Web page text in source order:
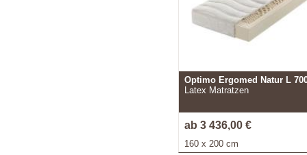
Optimo Ergomed Natur L
Latex Matratzen
ab 3 436,00 €
160 x 200 cm